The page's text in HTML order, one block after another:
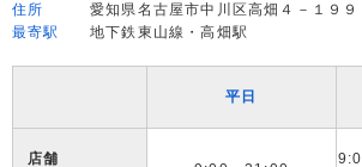
住所
愛知県名古屋市中川区高畑４－１９
最寄駅
地下鉄東山線・高畑駅
平日
店舗